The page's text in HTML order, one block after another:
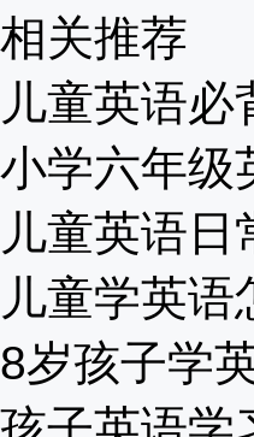
相关推荐
儿童英语
小学六年级
儿童英语
儿童学英
8岁孩子学